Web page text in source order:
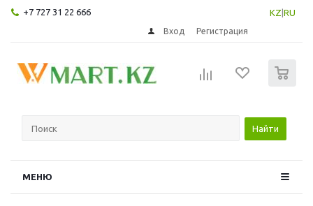
+7 727 31 22 666 KZ RU
Вход Регистрация
Найти
МЕНЮ